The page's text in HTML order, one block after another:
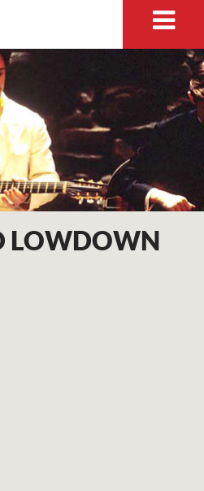
LOWDOWN